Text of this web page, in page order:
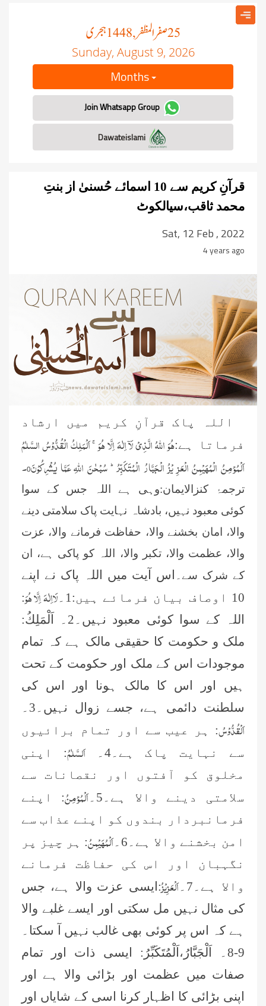
25صفر المظفر, 1448 ہجری
Sunday, August 9, 2026
Months
Join Whatsapp Group
قرآنِ کریم سے 10 اسمائے حُسنیٰ از بنتِ
محمد ثاقب،سیالکوٹ
Sat, 12 Feb , 2022
4 years ago
اللہ پاک قرآنِ کریم میں ارشاد
فرماتا ہے:هُوَ اللّٰهُ الَّذِیْ لَاۤ اِلٰهَ اِلَّا هُوَ ۚاَلْمَلِكُ الْقُدُّوْسُ السَّلٰمُ
اَلْمُؤمِنُ الْمُهَیْمِنُ الْعَزِیْزُ الْجَبَّارُ الْمُتَكَبِّرُ ؕسُبْحٰنَ اللّٰهِ عَمَّا یُشْرِكُوْنَ0۔
ترجمۂ کنزالایمان:وہی ہے اللہ جس کے سوا
کوئی معبود نہیں، بادشاہ نہایت پاک سلامتی دینے
والا، امان بخشنے والا، حفاظت فرمانے والا، عزت
والا، عظمت والا، تکبر والا، اللہ کو پاکی ہے، ان
کے شرک سے۔
اس آیت میں اللہ پاک نے اپنے
10 اوصاف بیان فرمائے ہیں:1۔
لَااِلٰهَ اِلَّا هُوَ:
اللہ کے سوا کوئی معبود نہیں۔2۔
اَلْمَلِكُ:
ملک و حکومت کا حقیقی مالک ہے کہ تمام
موجودات اس کے ملک اور حکومت کے تحت
ہیں اور اس کا مالک ہونا اور اس کی
سلطنت دائمی ہے، جسے زوال نہیں۔3۔
اَلْقُدُّوْسُ: ہر عیب سے اور تمام برائیوں
سے نہایت پاک ہے۔4۔
اَلسَّلٰمُ: اپنی
مخلوق کو آفتوں اور نقصانات سے
سلامتی دینے والا ہے۔5۔
اَلْمُؤمِنُ: اپنے
فرمانبردار بندوں کو اپنے عذاب سے
امن بخشنے والا ہے۔6۔
اَلْمُهَیْمِنُ: ہر چیز پر
نگہبان اور اس کی حفاظت فرمانے
والا ہے۔7۔
اَلْعَزِیْزُ:ایسی عزت والا ہے، جس
کی مثال نہیں مل سکتی اور ایسے غلبے والا
ہے کہ اس پر کوئی بھی غالب نہیں آ سکتا۔
9-8۔
اَلْجَبَّارُ،اَلْمُتَكَبِّرُ : ایسی ذات اور تمام
صفات میں عظمت اور بڑائی والا ہے اور
اپنی بڑائی کا اظہار کرنا اسی کے شایاں اور